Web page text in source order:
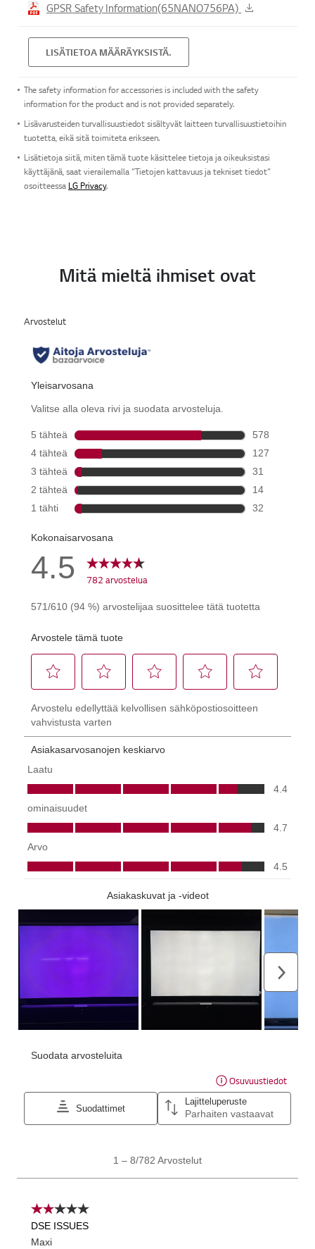
GPSR Safety Information(65NANO756PA)
LISÄTIETOA MÄÄRÄYKSISTÄ.
The safety information for accessories is included with the safety
information for the product and is not provided separately.
Lisävarusteiden turvallisuustiedot sisältyvät laitteen turvallisuustietoihin
tuotetta, eikä sitä toimiteta erikseen.
Lisätietoja siitä, miten tämä tuote käsittelee tietoja ja oikeuksistasi
käyttäjänä, saat vierailemalla ”Tietojen kattavuus ja tekniset tiedot”
osoitteessa LG Privacy.
Mitä mieltä ihmiset ovat